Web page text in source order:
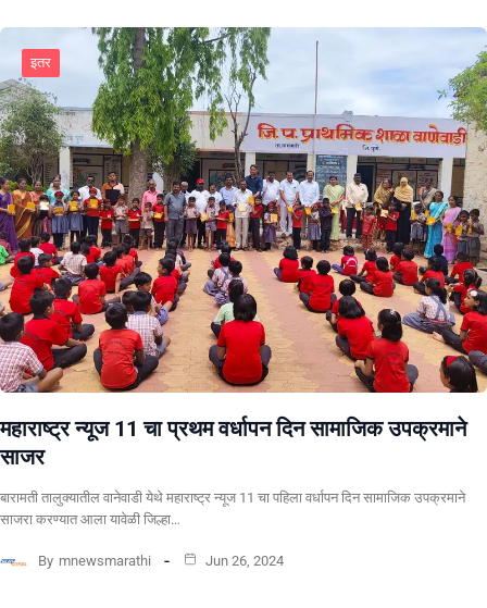
इतर
महाराष्ट्र न्यूज 11 चा प्रथम वर्धापन दिन सामाजिक उपक्रमाने
साजर
बारामती तालुक्यातील वानेवाडी येथे महाराष्ट्र न्यूज 11 चा पहिला वर्धापन दिन सामाजिक उपक्रमाने
साजरा करण्यात आला यावेळी जिल्हा…
By mnewsmarathi Jun 26, 2024